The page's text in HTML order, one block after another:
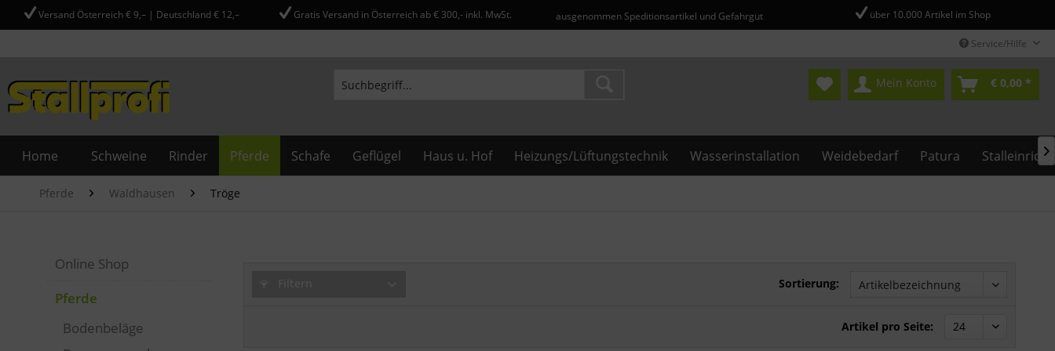
Versand Österreich € 9,– | Deutschland € 12,– Gratis Versand in Österreich ab € 300,- inkl. MwSt. ausgenommen Speditionsartikel und Gefahrgut über 10.000 Artikel im Shop
Service/Hilfe
Mein Konto € 0,00 *
Home Schweine Rinder Pferde Schafe Geflügel Haus u. Hof Heizungs/Lüftungstechnik Wasserinstallation Weidebedarf Patura 
Pferde Waldhausen Tröge
Online Shop
Pferde
Bodenbeläge
Sortierung:
Artikel pro Seite: